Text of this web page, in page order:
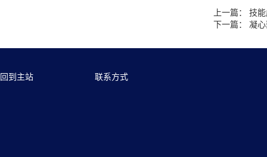
上一篇：
技
下一篇：
凝
回到主站 联系方式